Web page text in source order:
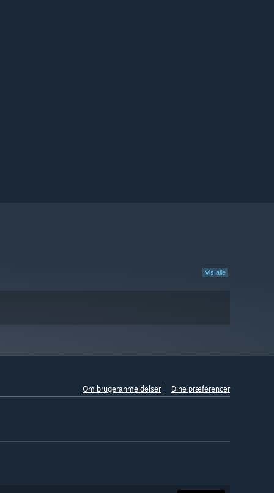
Vis alle
Om brugeranmeldelser Dine præferencer